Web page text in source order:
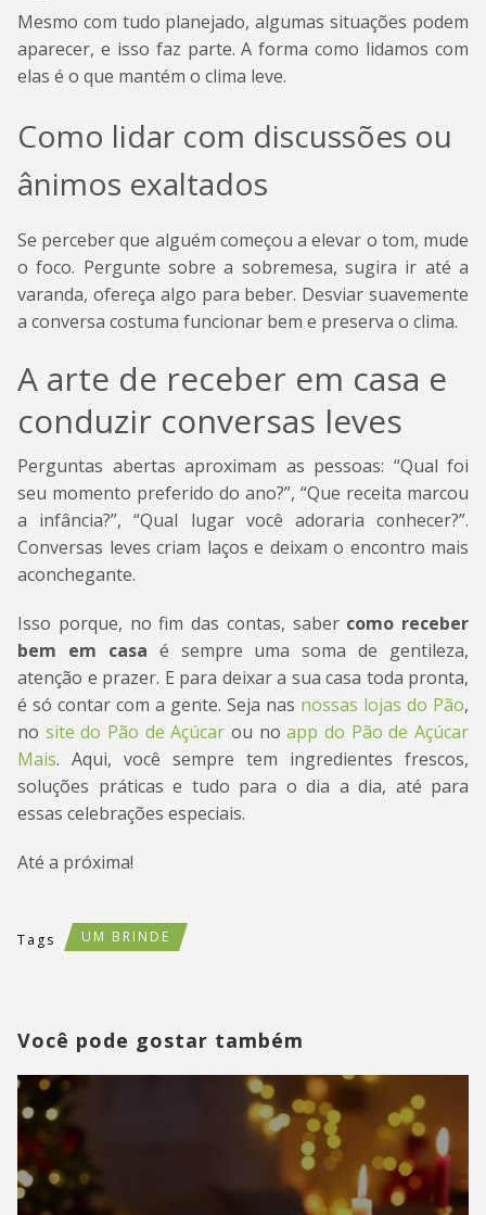
Mesmo com tudo planejado, algumas situações podem
aparecer, e isso faz parte. A forma como lidamos com
elas é o que mantém o clima leve.
Como lidar com discussões ou
ânimos exaltados
Se perceber que alguém começou a elevar o tom, mude
o foco. Pergunte sobre a sobremesa, sugira ir até a
varanda, ofereça algo para beber. Desviar suavemente
a conversa costuma funcionar bem e preserva o clima.
A arte de receber em casa e
conduzir conversas leves
Perguntas abertas aproximam as pessoas: “Qual foi
seu momento preferido do ano?”, “Que receita marcou
a infância?”, “Qual lugar você adoraria conhecer?”.
Conversas leves criam laços e deixam o encontro mais
aconchegante.
Isso porque, no fim das contas, sabercomo receber
bem em casa é sempre uma soma de gentileza,
atenção e prazer. E para deixar a sua casa toda pronta,
é só contar com a gente. Seja nas nossas lojas do Pão,
no site do Pão de Açúcar ou no app do Pão de Açúcar
Mais. Aqui, você sempre tem ingredientes frescos,
soluções práticas e tudo para o dia a dia, até para
essas celebrações especiais.
Até a próxima!
Tags UM BRINDE
Você pode gostar também